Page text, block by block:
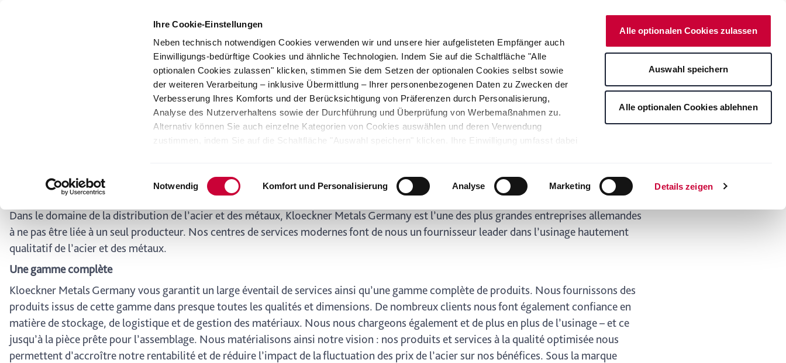
Ihre Cookie-Einstellungen
Neben technisch notwendigen Cookies verwenden wir und unsere hier aufgelisteten Empfänger auch
Einwilligungs-bedürftige Cookies und ähnliche Technologien. Indem Sie auf die Schaltfläche "Alle
optionalen Cookies zulassen" klicken, stimmen Sie dem Setzen der optionalen Cookies selbst sowie
der weiteren Verarbeitung – inklusive Übermittlung – Ihrer personenbezogenen Daten zu Zwecken der
Verbesserung Ihres Komforts und der Berücksichtigung von Präferenzen durch Personalisierung,
Analyse des Nutzerverhaltens sowie der Durchführung und Überprüfung von Werbemaßnahmen zu.
Alternativ können Sie auch einzelne Kategorien von Cookies auswählen und deren Verwendung
zustimmen, indem Sie auf die Schaltfläche "Auswahl speichern" klicken. Ihre Einwilligung umfasst dabei
verarbeiteten Daten zugreifen können und Ihre Datenschutzrechte eingeschränkt sind. Weitere
Erklärungen zu den verwendeten Cookies und ähnlichen Technologien sowie zur Verarbeitung Ihrer
personenbezogenen Daten, z.B. zu den verarbeiteten Daten, den Speicherdauern und den
Datenempfängern, können Sie durch Anklicken von "Details zeigen" oder durch Aufrufen
unserer Datenschutzerklärung, die am Ende der Webseite verlinkt ist, wählen und finden. Je nach den
von Ihnen gewählten Einstellungen oder wenn Sie die Schaltfläche "Alle optionalen Cookies ablehnen"
durch Anklicken des Datenschutz-Symbols am Ende der Seite widerrufen.
Einwilligungsauswahl
Notwendig Komfort und Personalisierung Analyse Marketing Details zeigen
Alle optionalen Cookies zulassen
Auswahl speichern
Alle optionalen Cookies ablehnen
Services & Fertigung Nexigen® Nachhaltigkeit Standorte Karriere
Kloeckner Metals est en permanence à vos côtés
désormais les commandes en provenance du Royaume-Uni. Cette démarche nous permet à la fois de consolider des relations anciennes
et d’en créer de nouvelles.
Dans le domaine de la distribution de l’acier et des métaux, Kloeckner Metals Germany est l’une des plus grandes entreprises allemandes
à ne pas être liée à un seul producteur. Nos centres de services modernes font de nous un fournisseur leader dans l’usinage hautement
qualitatif de l’acier et des métaux.
Une gamme complète
Kloeckner Metals Germany vous garantit un large éventail de services ainsi qu’une gamme complète de produits. Nous fournissons des
produits issus de cette gamme dans presque toutes les qualités et dimensions. De nombreux clients nous font également confiance en
matière de stockage, de logistique et de gestion des matériaux. Nous nous chargeons également et de plus en plus de l’usinage – et ce
jusqu’à la pièce prête pour l’assemblage. Nous matérialisons ainsi notre vision : nos produits et services à la qualité optimisée nous
permettent d’accroître notre rentabilité et de réduire l’impact de la fluctuation des prix de l’acier sur nos bénéfices. Sous la marque